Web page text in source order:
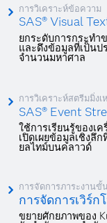
การวิเคราะห์ข้อความ
SAS® Visual
ยกระดับการกระทำ
และดึงข้อมูลที่เป็น
จำนวนมหาศาล
การวิเคราะห์สตรีมมิ่ง
SAS® Event
ใช้การเรียนรู้ของเ
เปิดเผยข้อมูลเชิงลึ
ยลไทม์บนคลาวด์
การจัดการภาระงานขั้
การจัดการเวิร์ก
ขยายศักยภาพของ